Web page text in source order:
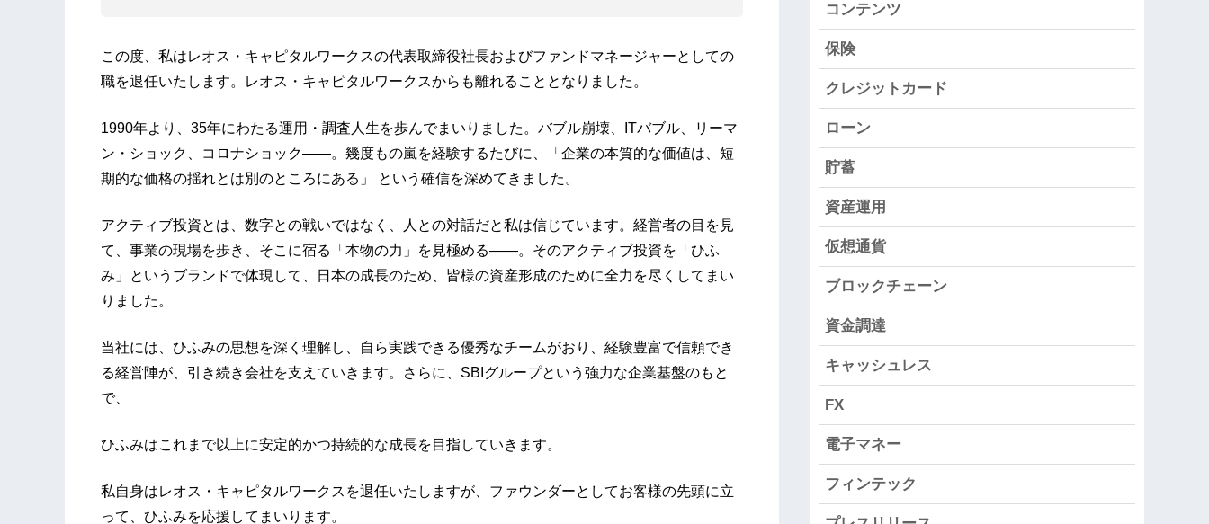
この度、私はレオス・キャピタルワークスの代表取締役社長およびファンドマネージャーとしての
職を退任いたします。レオス・キャピタルワークスからも離れることとなりました。
1990年より、35年にわたる運用・調査人生を歩んでまいりました。バブル崩壊、ITバブル、リーマ
ン・ショック、コロナショック——。幾度もの嵐を経験するたびに、「企業の本質的な価値は、短
期的な価格の揺れとは別のところにある」 という確信を深めてきました。
アクティブ投資とは、数字との戦いではなく、人との対話だと私は信じています。経営者の目を見
て、事業の現場を歩き、そこに宿る「本物の力」を見極める——。そのアクティブ投資を「ひふ
み」というブランドで体現して、日本の成長のため、皆様の資産形成のために全力を尽くしてまい
りました。
当社には、ひふみの思想を深く理解し、自ら実践できる優秀なチームがおり、経験豊富で信頼でき
る経営陣が、引き続き会社を支えていきます。さらに、SBIグループという強力な企業基盤のもと
で、
ひふみはこれまで以上に安定的かつ持続的な成長を目指していきます。
私自身はレオス・キャピタルワークスを退任いたしますが、ファウンダーとしてお客様の先頭に立
って、ひふみを応援してまいります。
コンテンツ
保険
クレジットカード
ローン
貯蓄
資産運用
仮想通貨
ブロックチェーン
資金調達
キャッシュレス
FX
電子マネー
フィンテック